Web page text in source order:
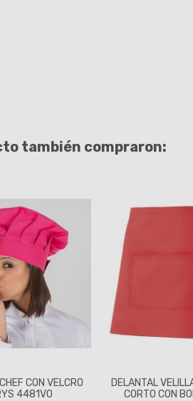
también compraron:
CON VELCRO
4481V0
DELANTAL
CORTO CON